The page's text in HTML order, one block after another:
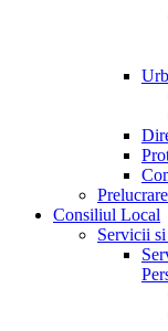
Consiliul Local
Servicii